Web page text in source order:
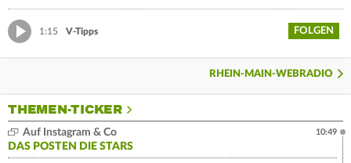
1:15 V-Tipps FOLGEN
RHEIN-MAIN-WEBRADIO
THEMEN-TICKER
Auf Instagram & Co
DAS POSTEN DIE STARS
10:49